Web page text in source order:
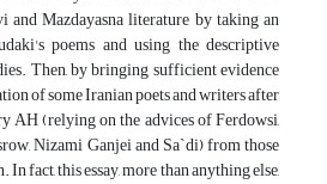
and Mazdayasna literature by taking an
poems and using the descriptive
Then, by bringing sufficient evidence
of some Iranian poets and writers after
AH (relying on the advices of Ferdowsi,
Nizami Ganjei and Sa`di) from those
fact, this essay, more than anything else,